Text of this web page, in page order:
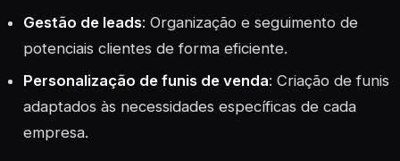
Gestão de leads: Organização e seguimento de
potenciais clientes de forma eficiente.
Personalização de funis de venda: Criação de funis
adaptados às necessidades específicas de cada
empresa.